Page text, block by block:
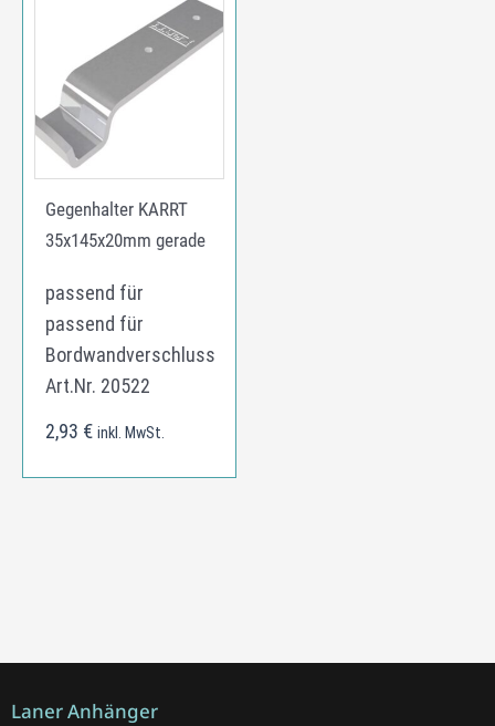
Gegenhalter KARRT
35x145x20mm gerade
passend für
passend für
Bordwandverschluss
Art.Nr. 20522
2,93 € inkl. MwSt.
Laner Anhänger